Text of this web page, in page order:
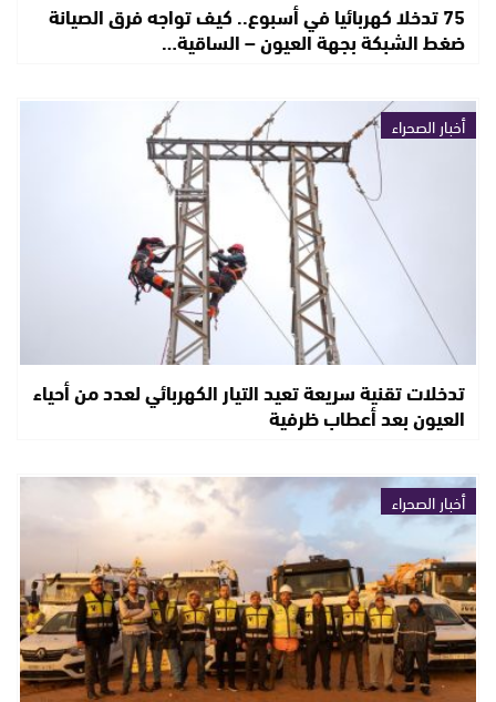
75 تدخلا كهربائيا في أسبوع.. كيف تواجه فرق الصيانة
ضغط الشبكة بجهة العيون – الساقية…
أخبار الصحراء
تدخلات تقنية سريعة تعيد التيار الكهربائي لعدد من أحياء
العيون بعد أعطاب ظرفية
أخبار الصحراء